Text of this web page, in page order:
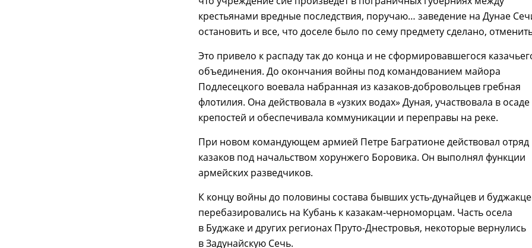
крестьянами вредные последствия, поручаю… заведение на Дунае
остановить и все, что доселе было по сему предмету сделано,
Это привело к распаду так до конца и не сформировавшегося
объединения. До окончания войны под командованием майора
Подлесецкого воевала набранная из казаков-добровольцев гребная
флотилия. Она действовала в «узких водах» Дуная, участвовала в осаде
крепостей и обеспечивала коммуникации и переправы на реке.
При новом командующем армией Петре Багратионе действовал отряд
казаков под начальством хорунжего Боровика. Он выполнял функции
армейских разведчиков.
К концу войны до половины состава бывших усть-дунайцев и
перебазировались на Кубань к казакам-черноморцам. Часть осела
в Буджаке и других регионах Пруто-Днестровья, некоторые вернулись
в Задунайскую Сечь.